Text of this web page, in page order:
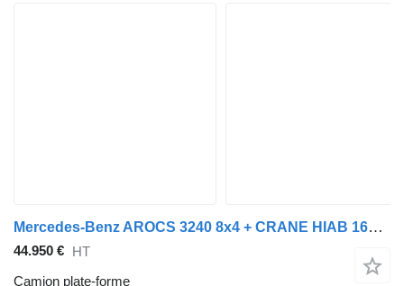
Mercedes-Benz AROCS 3240 8x4 + CRANE HIAB 166 E-5 - ROTATOR 5+6 F - RADIO - PL
44.950 € HT
Camion plate-forme